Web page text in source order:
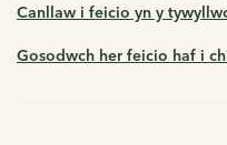
Canllaw i feicio yn y
Gosodwch her feicio haf i